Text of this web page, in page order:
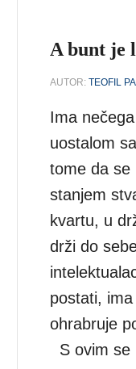
A bunt je
AUTOR:TEOFIL
Ima
uostalom
tome da se
stanjem
kvartu, u
drži do
postati,
ohrabruje
S ovim